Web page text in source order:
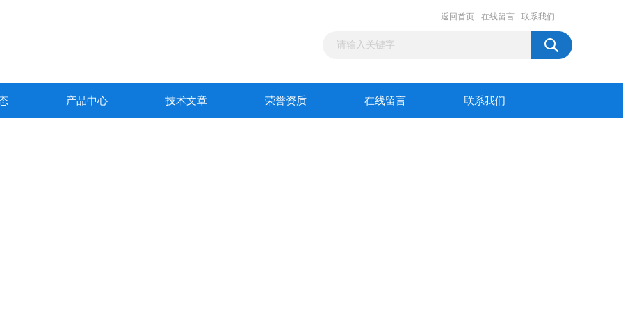
返回首页 在线留言 联系我们
产品中心 技术文章 荣誉资质 在线留言 联系我们